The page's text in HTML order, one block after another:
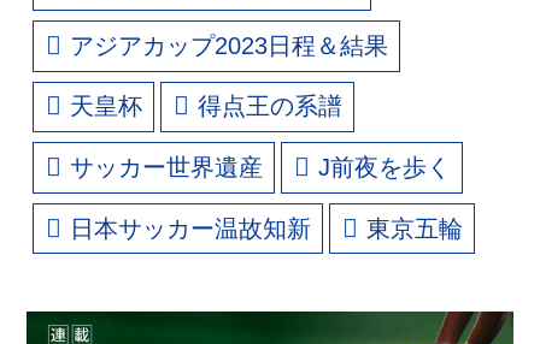
アジアカップ2023日程＆結果
天皇杯 得点王の系譜
サッカー世界遺産 J前夜を歩く
日本サッカー温故知新 東京五輪